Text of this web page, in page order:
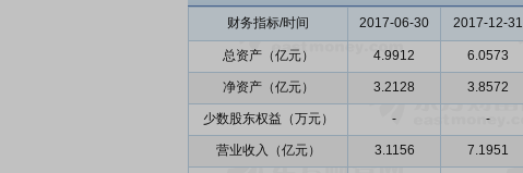
财务指标/时间 2017-06-30 2017-12-31
总资产（亿元） 4.9912 6.0573
净资产（亿元） 3.2128 3.8572
少数股东权益（万元） - -
营业收入（亿元） 3.1156 7.1951